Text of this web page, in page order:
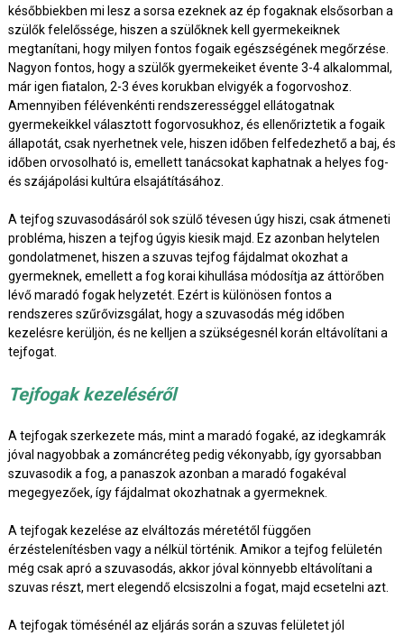
későbbiekben mi lesz a sorsa ezeknek az ép fogaknak elsősorban a
szülők felelőssége, hiszen a szülőknek kell gyermekeiknek
megtanítani, hogy milyen fontos fogaik egészségének megőrzése.
Nagyon fontos, hogy a szülők gyermekeiket évente 3-4 alkalommal,
már igen fiatalon, 2-3 éves korukban elvigyék a fogorvoshoz.
Amennyiben félévenkénti rendszerességgel ellátogatnak
gyermekeikkel választott fogorvosukhoz, és ellenőriztetik a fogaik
állapotát, csak nyerhetnek vele, hiszen időben felfedezhető a baj, és
időben orvosolható is, emellett tanácsokat kaphatnak a helyes fog-
és szájápolási kultúra elsajátításához.
A tejfog szuvasodásáról sok szülő tévesen úgy hiszi, csak átmeneti
probléma, hiszen a tejfog úgyis kiesik majd. Ez azonban helytelen
gondolatmenet, hiszen a szuvas tejfog fájdalmat okozhat a
gyermeknek, emellett a fog korai kihullása módosítja az áttörőben
lévő maradó fogak helyzetét. Ezért is különösen fontos a
rendszeres szűrővizsgálat, hogy a szuvasodás még időben
kezelésre kerüljön, és ne kelljen a szükségesnél korán eltávolítani a
tejfogat.
Tejfogak kezeléséről
A tejfogak szerkezete más, mint a maradó fogaké, az idegkamrák
jóval nagyobbak a zománcréteg pedig vékonyabb, így gyorsabban
szuvasodik a fog, a panaszok azonban a maradó fogakéval
megegyezőek, így fájdalmat okozhatnak a gyermeknek.
A tejfogak kezelése az elváltozás méretétől függően
érzéstelenítésben vagy a nélkül történik. Amikor a tejfog felületén
még csak apró a szuvasodás, akkor jóval könnyebb eltávolítani a
szuvas részt, mert elegendő elcsiszolni a fogat, majd ecsetelni azt.
A tejfogak tömésénél az eljárás során a szuvas felületet jól